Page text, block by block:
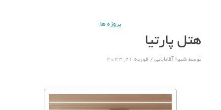
پروژه ها
هتل پارتیا
توسطشیوا آقابابایی فوریه 21, 2023